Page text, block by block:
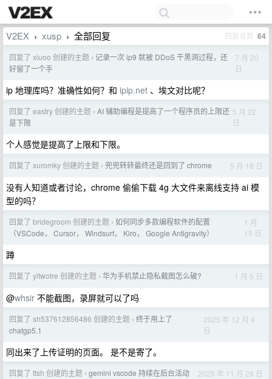
V2EX › xusp › 全部回复 回复总数 64
回复了 xiuoo 创建的主题 › 记录一次 ip9 就被 DDoS 干黑洞过程，还
好留了一个手
7 月 20
日
ip 地理库吗？准确性如何？和 ipip.net 、埃文对比呢？
回复了 eastry 创建的主题 › AI 辅助编程是提高了一个程序员的上限还
是下限
5 月 22
日
个人感觉是提高了上限和下限。
回复了 xuromky 创建的主题 › 兜兜转转最终还是回到了 chrome 5 月 18 日
没有人知道或者讨论，chrome 偷偷下载 4g 大文件来离线支持 ai 模
型的吗？
回复了 bridegroom 创建的主题 › 如何同步多款编程软件的配置
（VSCode， Cursor， Windsurf， Kiro， Google Antigravity）
1 月
15 日
蹲
回复了 yitwotre 创建的主题 › 华为手机禁止隐私截图怎么破? 1 月 5 日
@whsir 不能截图，录屏就可以了吗
回复了 sh537612856486 创建的主题 › 终于用上了
chatgp5.1
2025 年 12 月 4
日
同出来了上传证明的页面。 是不是寄了。
回复了 ttsh 创建的主题 › gemini vscode 持续在后台活动 2025 年 11 月 28 日